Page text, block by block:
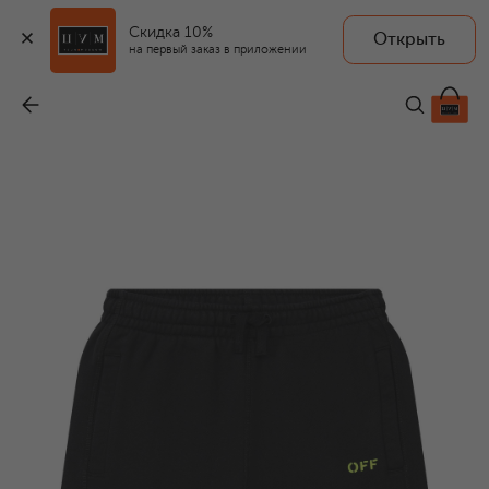
Скидка 10%
на первый заказ в приложении
Открыть
15 600 ₽